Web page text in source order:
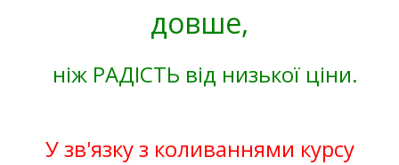
довше,
ніж РАДІСТЬ від низької ціни.
У зв'язку з коливаннями курсу